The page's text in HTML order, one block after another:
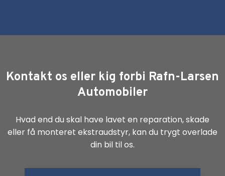
Kontakt os eller kig forbi Rafn-Larsen
Automobiler
Hvad end du skal have lavet en reparation, skade
eller få monteret ekstraudstyr, kan du trygt overlade
din bil til os.